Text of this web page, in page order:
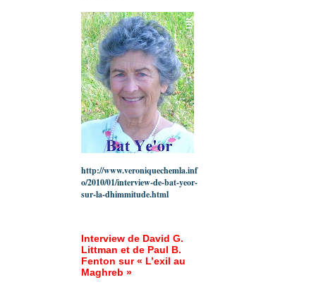
http://www.veroniquechemla.inf
o/2010/01/interview-de-bat-yeor-
sur-la-dhimmitude.html
Interview de David G.
Littman et de Paul B.
Fenton sur « L’exil au
Maghreb »